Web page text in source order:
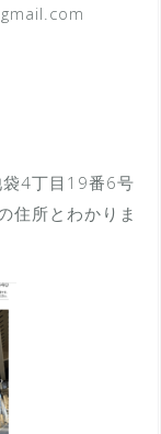
4丁目19番6号
住所とわかりま